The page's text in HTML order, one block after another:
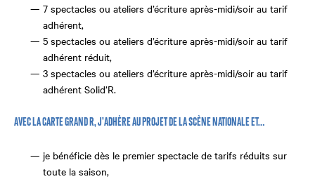
7 spectacles ou ateliers d’écriture après-midi/soir au tarif
adhérent,
5 spectacles ou ateliers d’écriture après-midi/soir au tarif
adhérent réduit,
3 spectacles ou ateliers d’écriture après-midi/soir au tarif
adhérent Solid’R.
AVEC LA CARTE GRAND R, J’ADHÈRE AU PROJET DE LA SCÈNE NATIONALE ET…
je bénéficie dès le premier spectacle de tarifs réduits sur
toute la saison,